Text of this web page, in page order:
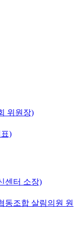
위원장)
)
센터 소장)
동조합 살림의원 원